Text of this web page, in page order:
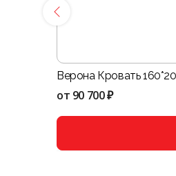
Верона Кровать
от 90 700 ₽